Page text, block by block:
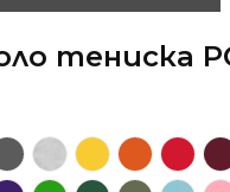
тениска